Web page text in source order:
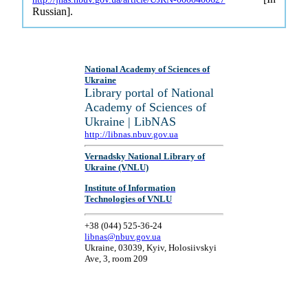
Russian].
National Academy of Sciences of
Ukraine
Library portal of National
Academy of Sciences of
Ukraine | LibNAS
http://libnas.nbuv.gov.ua
Vernadsky National Library of
Ukraine (VNLU)
Institute of Information
Technologies of VNLU
+38 (044) 525-36-24
libnas@nbuv.gov.ua
Ukraine, 03039, Kyiv, Holosiivskyi
Ave, 3, room 209